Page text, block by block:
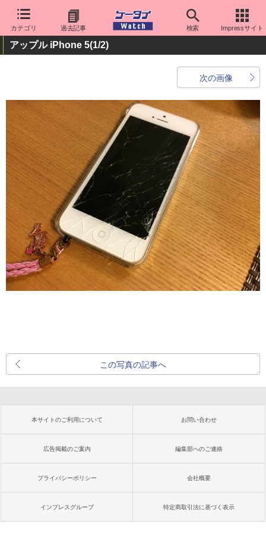
カテゴリ 過去記事 検索 Impressサイト
アップル iPhone 5(1/2)
次の画像
この写真の記事へ
本サイトのご利用について お問い合わせ
広告掲載のご案内 編集部へのご連絡
プライバシーポリシー 会社概要
インプレスグループ 特定商取引法に基づく表示